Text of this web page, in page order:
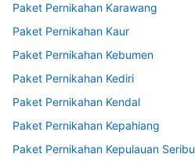
Paket Pernikahan Karawang
Paket Pernikahan Kaur
Paket Pernikahan Kebumen
Paket Pernikahan Kediri
Paket Pernikahan Kendal
Paket Pernikahan Kepahiang
Paket Pernikahan Kepulauan Seribu